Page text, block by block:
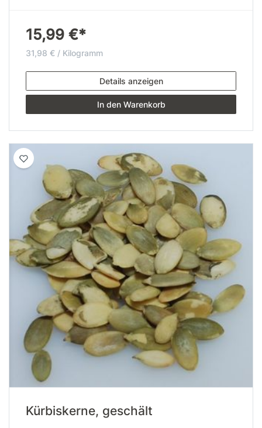
15,99 €*
31,98 € / Kilogramm
Details anzeigen
In den Warenkorb
Kürbiskerne, geschält